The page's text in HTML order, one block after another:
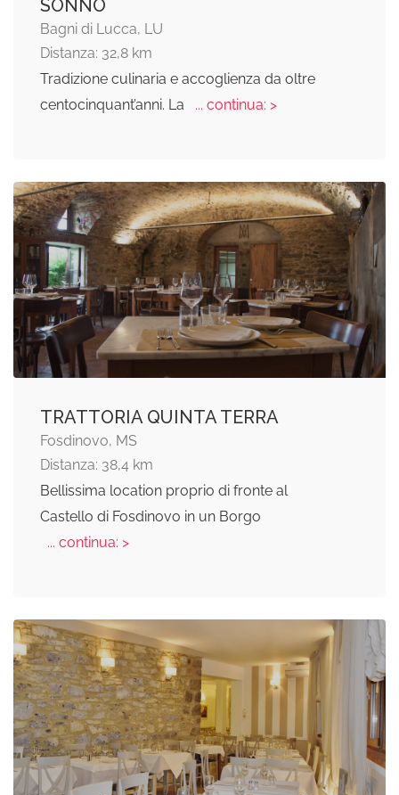
SONNO
Bagni di Lucca, LU
Distanza: 32,8 km
Tradizione culinaria e accoglienza da oltre
centocinquant’anni. La
... continua: >
TRATTORIA QUINTA TERRA
Fosdinovo, MS
Distanza: 38,4 km
Bellissima location proprio di fronte al
Castello di Fosdinovo in un Borgo
... continua: >